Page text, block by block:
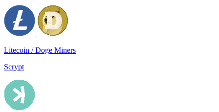
Litecoin / Doge Miners
Scrypt